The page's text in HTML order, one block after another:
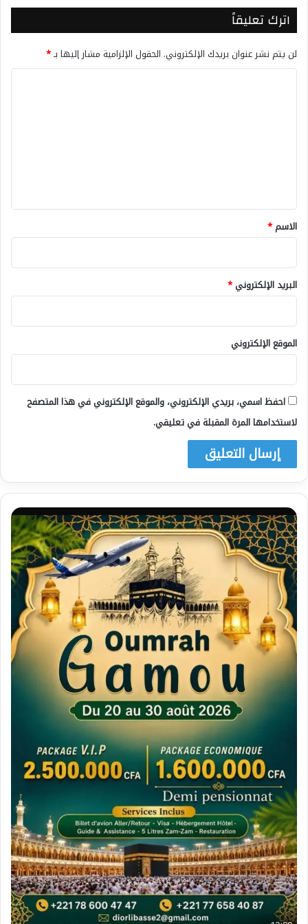
اترك تعليقاً
لن يتم نشر عنوان بريدك الإلكتروني. الحقول الإلزامية مشار إليها بـ*
*
الاسم*
البريد الإلكتروني*
الموقع الإلكتروني
احفظ اسمي، بريدي الإلكتروني، والموقع الإلكتروني في هذا المتصفح
لاستخدامها المرة المقبلة في تعليقي.